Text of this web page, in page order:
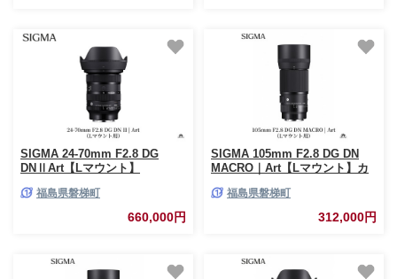
SIGMA 24-70mm F2.8 DG
DNⅡArt【Lマウント】
福島県磐梯町
660,000円
SIGMA 105mm F2.8 DG DN
MACRO｜Art【Lマウント】カ
福島県磐梯町
312,000円